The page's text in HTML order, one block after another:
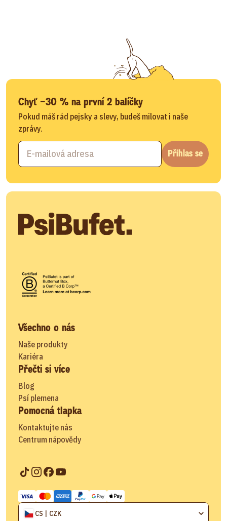
Chyť −30 % na první 2 balíčky
Pokud máš rád pejsky a slevy, budeš milovat i naše
zprávy.
Přihlas se
Všechno o nás
Naše produkty
Kariéra
Přečti si více
Blog
Psí plemena
Pomocná tlapka
Kontaktujte nás
Centrum nápovědy
CS | CZK